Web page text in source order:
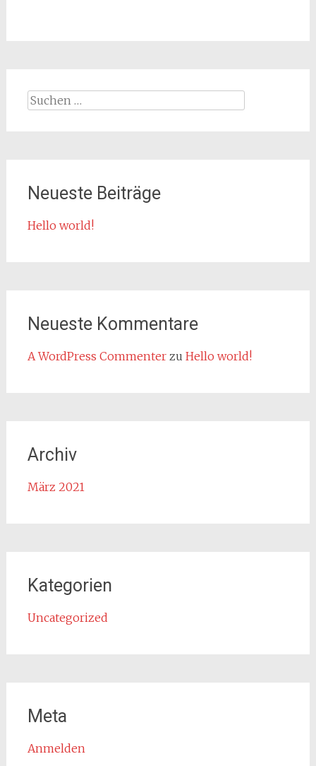
Suchen
Neueste Beiträge
Hello world!
Neueste Kommentare
A WordPress Commenterzu Hello world!
Archiv
März 2021
Kategorien
Uncategorized
Meta
Anmelden